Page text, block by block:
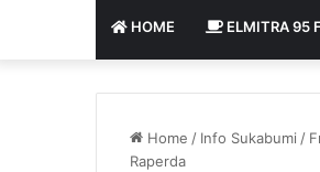
HOME ELMITRA 95
Home / Info Sukabumi /
Raperda